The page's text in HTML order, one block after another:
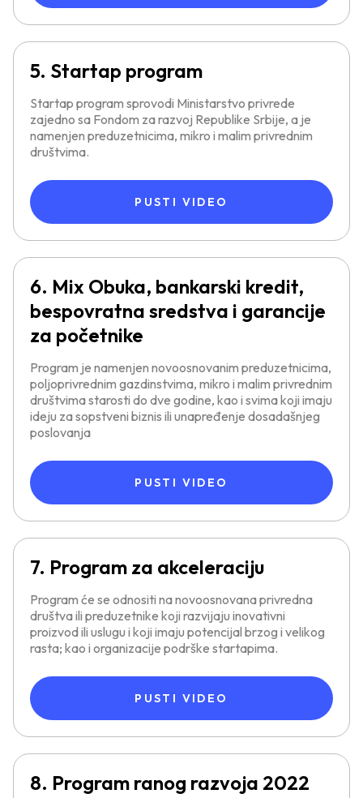
5. Startap program
Startap program sprovodi Ministarstvo privrede
zajedno sa Fondom za razvoj Republike Srbije, a je
namenjen preduzetnicima, mikro i malim privrednim
društvima.
PUSTI VIDEO
6. Mix Obuka, bankarski kredit,
bespovratna sredstva i garancije
za početnike
Program je namenjen novoosnovanim preduzetnicima,
poljoprivrednim gazdinstvima, mikro i malim privrednim
društvima starosti do dve godine, kao i svima koji imaju
ideju za sopstveni biznis ili unapređenje dosadašnjeg
poslovanja
PUSTI VIDEO
7. Program za akceleraciju
Program će se odnositi na novoosnovana privredna
društva ili preduzetnike koji razvijaju inovativni
proizvod ili uslugu i koji imaju potencijal brzog i velikog
rasta; kao i organizacije podrške startapima.
PUSTI VIDEO
8. Program ranog razvoja 2022